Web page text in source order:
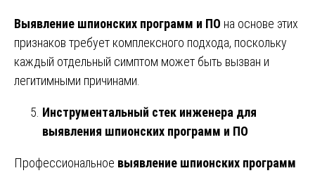
Выявление шпионских программ и ПО на основе этих
признаков требует комплексного подхода, поскольку
каждый отдельный симптом может быть вызван и
легитимными причинами.
Инструментальный стек инженера для
выявления шпионских программ и ПО
Профессиональное выявление шпионских программ